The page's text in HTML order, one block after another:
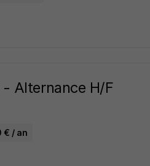
Alternance H/F
€ / an